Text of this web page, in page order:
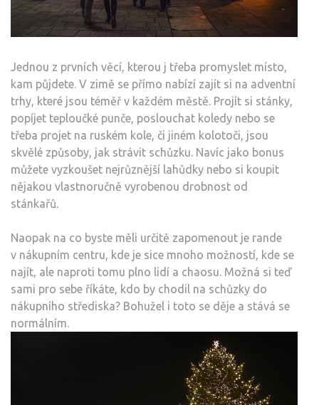
Jednou z prvních věcí, kterou j třeba promyslet místo,
kam půjdete. V zimě se přímo nabízí zajít si na adventní
trhy, které jsou téměř v každém městě. Projít si stánky,
popíjet teploučké punče, poslouchat koledy nebo se
třeba projet na ruském kole, či jiném kolotoči, jsou
skvělé způsoby, jak strávit schůzku. Navíc jako bonus
můžete vyzkoušet nejrůznější lahůdky nebo si koupit
nějakou vlastnoručně vyrobenou drobnost od
stánkařů.
Naopak na co byste měli určitě zapomenout je rande
v nákupním centru, kde je sice mnoho možností, kde se
najít, ale naproti tomu plno lidí a chaosu. Možná si teď
sami pro sebe říkáte, kdo by chodil na schůzky do
nákupního střediska? Bohužel i toto se děje a stává se
normálním.